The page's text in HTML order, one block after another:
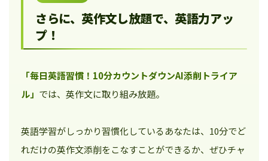
さらに、英作文し放題で、英語力アッ
プ！
「毎日英語習慣！10分カウントダウンAI添削トライア
ル」 では、英作文に取り組み放題。
英語学習がしっかり習慣化しているあなたは、10分でど
れだけの英作文添削をこなすことができるか、ぜひチャ